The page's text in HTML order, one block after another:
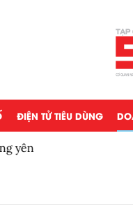
ĐIỆN TỬ TIÊU DÙNG
yên